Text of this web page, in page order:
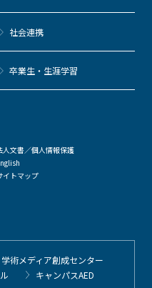
社会連携
卒業生・生涯学習
人文書／個人情報保護
イトマップ
学術メディア創成センター
キャンパスAED